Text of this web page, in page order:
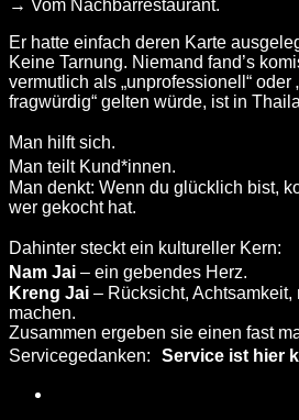
→ Vom Nachbarrestaurant.
Er hatte einfach deren Karte
Keine Tarnung. Niemand fand’s
vermutlich als „unprofessionell“ oder
fragwürdig“ gelten würde, ist in
Man hilft sich.
Man teilt Kund*innen.
Man denkt: Wenn du glücklich bist,
wer gekocht hat.
Dahinter steckt ein kultureller Kern:
Nam Jai – ein gebendes Herz.
Kreng Jai – Rücksicht,
machen.
Zusammen ergeben sie einen fast
Servicegedanken: Service ist hier